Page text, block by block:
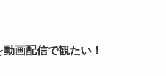
動画配信で観たい！